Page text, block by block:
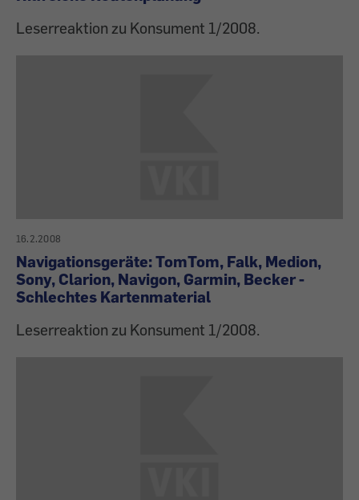
Leserreaktion zu Konsument 1/2008.
16.2.2008
Navigationsgeräte: TomTom, Falk, Medion,
Sony, Clarion, Navigon, Garmin, Becker -
Schlechtes Kartenmaterial
Leserreaktion zu Konsument 1/2008.